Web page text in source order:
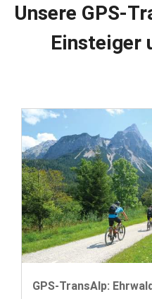
Unsere GPS-
Einsteiger
GPS-TransAlp: